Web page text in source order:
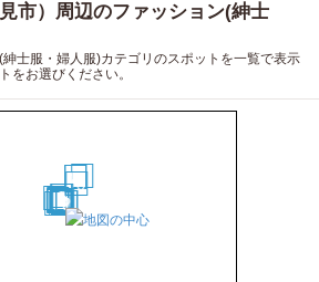
市）周辺のファッション(紳士
士服・婦人服)カテゴリのスポットを一覧で表示
をお選びください。
1
2
3
4
5
6
78
9
10
11
12
13
14
15
16
17
18
19
20